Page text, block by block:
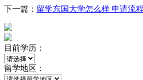
下一篇： 留学东国大学怎么样 申请流
目前学历：
留学地区：